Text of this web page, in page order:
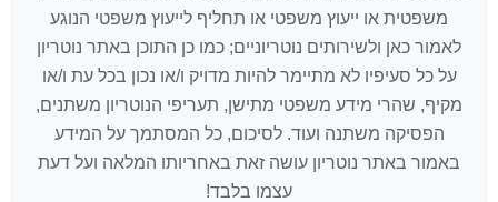
משפטית או ייעוץ משפטי או תחליף לייעוץ משפטי הנוגע
לאמור כאן ולשירותים נוטריוניים; כמו כן התוכן באתר נוטריון
על כל סעיפיו לא מתיימר להיות מדויק ו/או נכון בכל עת ו/או
מקיף, שהרי מידע משפטי מתישן, תעריפי הנוטריון משתנים,
הפסיקה משתנה ועוד. לסיכום, כל המסתמך על המידע
באמור באתר נוטריון עושה זאת באחריותו המלאה ועל דעת
עצמו בלבד!